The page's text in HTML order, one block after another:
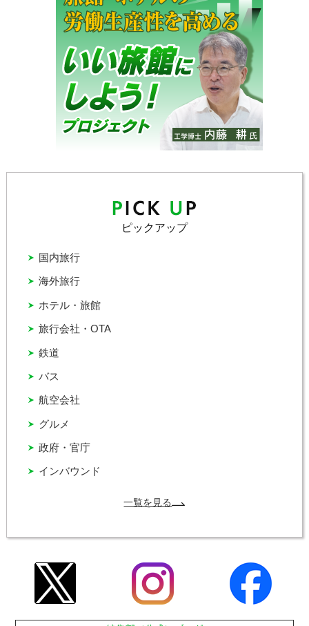
ピックアップ
インバウンド
グルメ
バス
ホテル・旅館
国内旅行
政府・官庁
旅行会社・OTA
海外旅行
航空会社
鉄道
一覧を見る